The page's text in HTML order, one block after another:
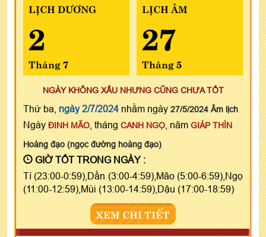
LỊCH DƯƠNG
2
Tháng 7
LỊCH ÂM
27
Tháng 5
NGÀY KHÔNG XẤU NHƯNG CŨNG CHƯA TỐT
Thứ ba, ngày 2/7/2024 nhằm ngày 27/5/2024 Âm lịch
Ngày ĐINH MÃO , tháng CANH NGỌ , năm GIÁP THÌN
Hoàng đạo (ngọc đường hoàng đạo)
GIỜ TỐT TRONG NGÀY :
Tí (23:00-0:59),Dần (3:00-4:59),Mão (5:00-6:59),Ngọ
(11:00-12:59),Mùi (13:00-14:59),Dậu (17:00-18:59)
XEM CHI TIẾT